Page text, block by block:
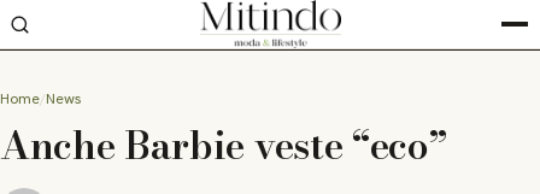
Home News
Anche Barbie veste “eco”